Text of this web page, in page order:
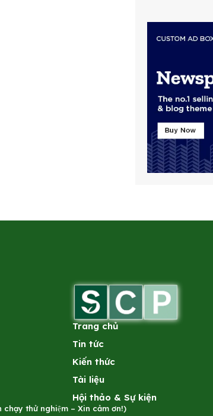
Trang chủ
Tin tức
Kiến thức
Tài liệu
Hội thảo & Sự kiện
thử nghiệm – Xin cảm ơn!)